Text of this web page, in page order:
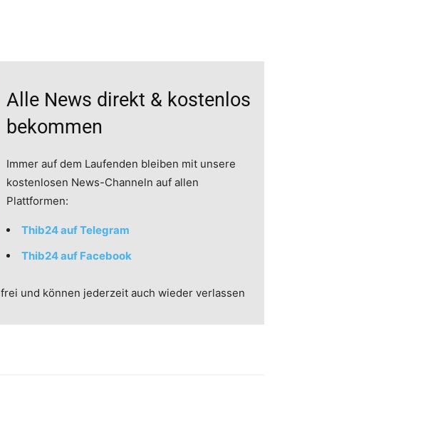
Alle News direkt & kostenlos
bekommen
Immer auf dem Laufenden bleiben mit unsere
kostenlosen News-Channeln auf allen
Plattformen:
Thib24 auf Telegram
Thib24 auf Facebook
und können jederzeit auch wieder verlassen